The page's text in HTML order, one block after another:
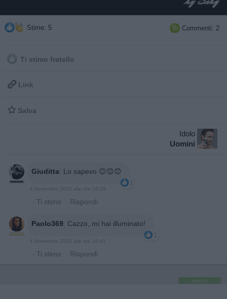
Stime: 5  Commenti: 2
Ti stimo fratello
 Link
 Salva
Idolo
Uomini
Giuditta: Lo sapevo 😊😊😊
1
4 Novembre 2020 alle ore 16:39
· Ti stimo · Rispondi
Paolo369: Cazzo, mi hai illuminato!
1
4 Novembre 2020 alle ore 16:41
· Ti stimo · Rispondi
pubblicità